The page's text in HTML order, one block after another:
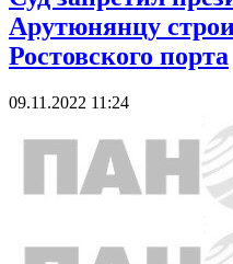
Арутюнянцу
Ростовского порта
09.11.2022 11:24